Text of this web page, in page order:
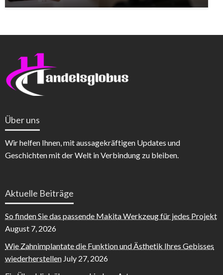
Über uns
Wir helfen Ihnen, mit aussagekräftigen Updates und
Geschichten mit der Welt in Verbindung zu bleiben.
Aktuelle Beiträge
So finden Sie das passende Makita Werkzeug für jedes Projekt
August 7, 2026
Wie Zahnimplantate die Funktion und Ästhetik Ihres Gebisses
wiederherstellen July 27, 2026